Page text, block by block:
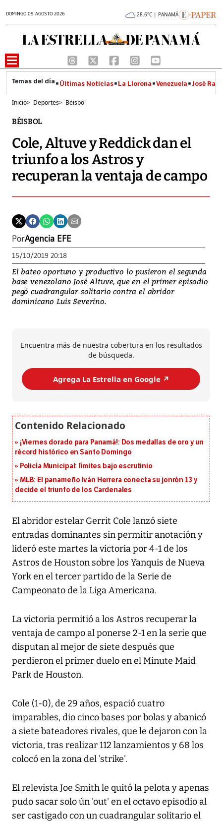
DOMINGO 09 AGOSTO 2026 28.6°C | PANAMÁ
Últimas Noticias La Llorona Venezuela José
Inicio> Deportes> Béisbol
BÉISBOL
Cole, Altuve y Reddick dan el
triunfo a los Astros y
recuperan la ventaja de campo
PorAgencia EFE
15/10/2019 20:18
El bateo oportuno y productivo lo pusieron el segunda
base venezolano José Altuve, que en el primer episodio
pegó cuadrangular solitario contra el abridor
dominicano Luis Severino.
Encuentra más de nuestra cobertura en los resultados
de búsqueda.
Agrega La Estrella en Google ↗️
¡Viernes dorado para Panamá!: Dos medallas de oro y un
récord histórico en Santo Domingo
Policía Municipal: límites bajo escrutinio
MLB: El panameño Iván Herrera conecta su jonrón 13 y
decide el triunfo de los Cardenales
El abridor estelar Gerrit Cole lanzó siete
entradas dominantes sin permitir anotación y
lideró este martes la victoria por 4-1 de los
Astros de Houston sobre los Yanquis de Nueva
York en el tercer partido de la Serie de
Campeonato de la Liga Americana.
La victoria permitió a los Astros recuperar la
ventaja de campo al ponerse 2-1 en la serie que
disputan al mejor de siete después que
perdieron el primer duelo en el Minute Maid
Park de Houston.
Cole (1-0), de 29 años, espació cuatro
imparables, dio cinco bases por bolas y abanicó
a siete bateadores rivales, que le dejaron con la
victoria, tras realizar 112 lanzamientos y 68 los
colocó en la zona del 'strike'.
El relevista Joe Smith le quitó la pelota y apenas
pudo sacar solo ún 'out' en el octavo episodio al
ser castigado con un cuadrangular solitario el